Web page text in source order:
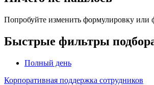
Попробуйте изменить формулировку или
Быстрые фильтры
Полный день
Корпоративная поддержка сотрудников